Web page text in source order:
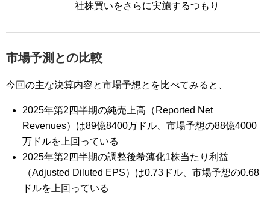
社株買いをさらに実施するつもり
市場予測との比較
今回の主な決算内容と市場予想とを比べてみると、
2025年第2四半期の純売上高（Reported Net
Revenues）は89億8400万ドル、市場予想の88億4000
万ドルを上回っている
2025年第2四半期の調整後希薄化1株当たり利益
（Adjusted Diluted EPS）は0.73ドル、市場予想の0.68
ドルを上回っている